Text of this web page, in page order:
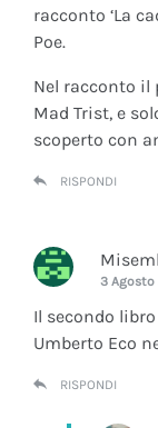
racconto ‘La
Poe.
Nel racconto il
Mad Trist, e
scoperto con
RISPONDI
3 Agosto
Il secondo
Umberto Eco
RISPONDI